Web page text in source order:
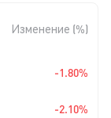
Изменение (%)
-1.80%
-2.10%